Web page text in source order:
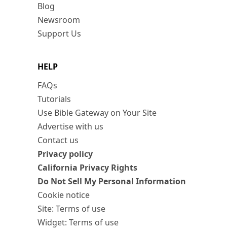
Blog
Newsroom
Support Us
HELP
FAQs
Tutorials
Use Bible Gateway on Your Site
Advertise with us
Contact us
Privacy policy
California Privacy Rights
Do Not Sell My Personal Information
Cookie notice
Site: Terms of use
Widget: Terms of use